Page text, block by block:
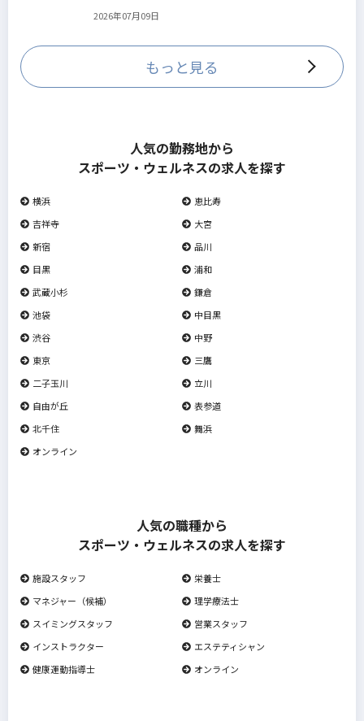
していきます。
2026年07月09日
もっと見る
人気の勤務地から
スポーツ・ウェルネスの求人を探す
横浜
恵比寿
吉祥寺
大宮
新宿
品川
目黒
浦和
武蔵小杉
鎌倉
池袋
中目黒
渋谷
中野
東京
三鷹
二子玉川
立川
自由が丘
表参道
北千住
舞浜
オンライン
人気の職種から
スポーツ・ウェルネスの求人を探す
施設スタッフ
栄養士
マネジャー（候補）
理学療法士
スイミングスタッフ
営業スタッフ
インストラクター
エステティシャン
健康運動指導士
オンライン